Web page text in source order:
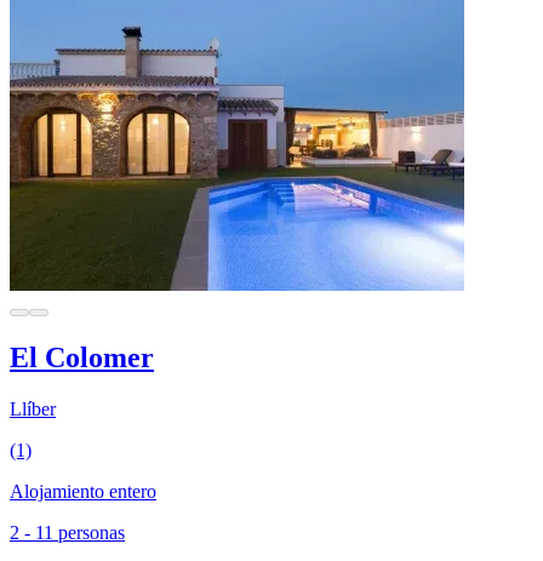
El Colomer
Llíber
(1)
Alojamiento entero
2 - 11 personas